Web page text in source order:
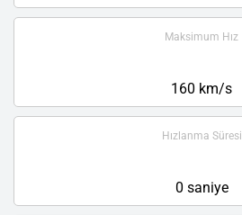
Maksimum Hız
160 km/s
Hızlanma Süresi
0 saniye